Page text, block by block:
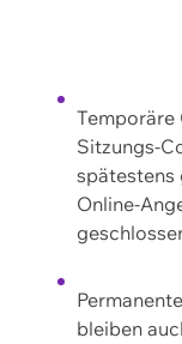
Temporäre
Sitzungs-
spätestens
Online-
bleiben